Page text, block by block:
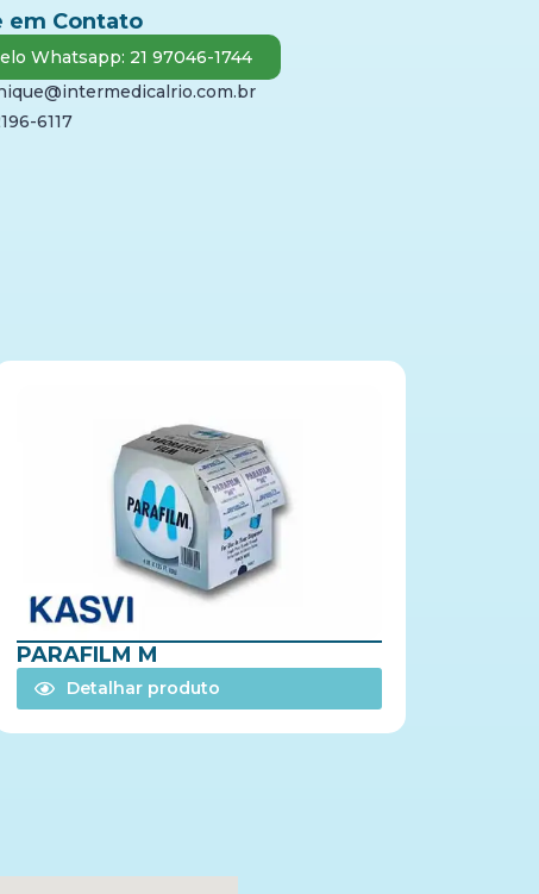
em Contato
Whatsapp: 21 97046-1744
6117
PARAFILM M
Detalhar produto